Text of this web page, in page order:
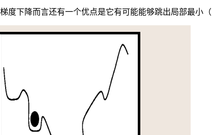
度下降而言还有一个优点是它有可能能够跳出局部最小（